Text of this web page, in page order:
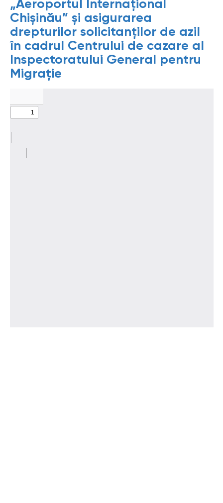
„Aeroportul Internațional
Chișinău” și asigurarea
drepturilor solicitanților de azil
în cadrul Centrului de cazare al
Inspectoratului General pentru
Migrație